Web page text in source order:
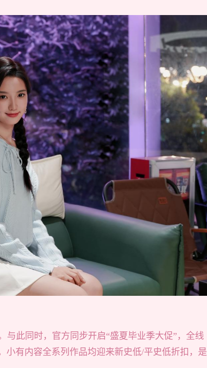
与此同时，官方同步开启“盛夏毕业季大促”，全线
小有内容全系列作品均迎来新史低/平史低折扣，是